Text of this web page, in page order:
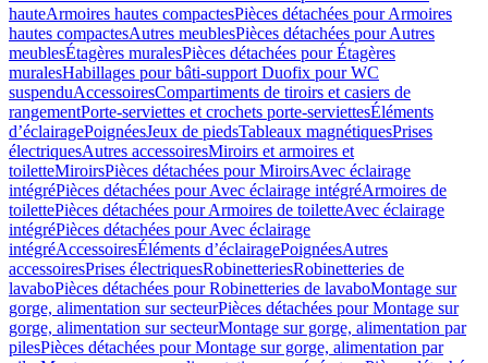
hauteArmoires hautes compactesPièces détachées pour Armoires
hautes compactesAutres meublesPièces détachées pour Autres
meublesÉtagères muralesPièces détachées pour Étagères
muralesHabillages pour bâti-support Duofix pour WC
suspenduAccessoiresCompartiments de tiroirs et casiers de
rangementPorte-serviettes et crochets porte-serviettesÉléments
d’éclairagePoignéesJeux de piedsTableaux magnétiquesPrises
électriquesAutres accessoiresMiroirs et armoires et
toiletteMiroirsPièces détachées pour MiroirsAvec éclairage
intégréPièces détachées pour Avec éclairage intégréArmoires de
toilettePièces détachées pour Armoires de toiletteAvec éclairage
intégréPièces détachées pour Avec éclairage
intégréAccessoiresÉléments d’éclairagePoignéesAutres
accessoiresPrises électriquesRobinetteriesRobinetteries de
lavaboPièces détachées pour Robinetteries de lavaboMontage sur
gorge, alimentation sur secteurPièces détachées pour Montage sur
gorge, alimentation sur secteurMontage sur gorge, alimentation par
pilesPièces détachées pour Montage sur gorge, alimentation par